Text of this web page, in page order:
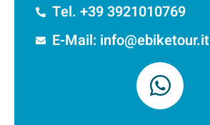
Tel. +39 3921010769
E-Mail: info@ebiketour.it